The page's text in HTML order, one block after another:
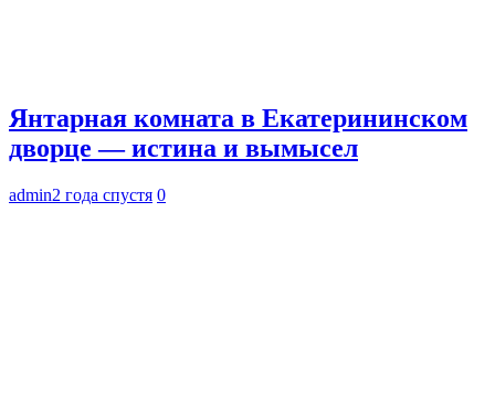
Янтарная комната в Екатерининском
дворце — истина и вымысел
admin2 года спустя 0